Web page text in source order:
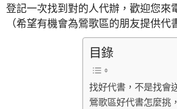
登記一次找到對的人代辦，歡迎您來
（希望有機會為鶯歌區的朋友提供代
目錄
找好代書，不是找會
鶯歌區好代書怎麼挑